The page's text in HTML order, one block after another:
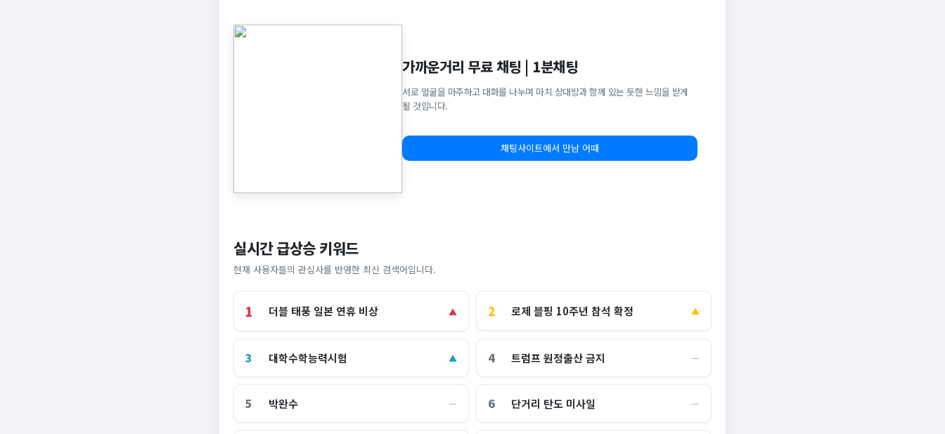
가까운거리 무료 채팅 | 1분채팅
서로 얼굴을 마주하고 대화를 나누며 마치 상대방과 함께 있는 듯한 느낌을 받게
될 것입니다.
채팅사이트에서 만남 어때
실시간 급상승 키워드
현재 사용자들의 관심사를 반영한 최신 검색어입니다.
1 더블 태풍 일본 연휴 비상 ▲ 2 로제 블핑 10주년 참석 확정 ▲
3 대학수학능력시험 ▲ 4 트럼프 원정출산 금지 ―
5 박완수 ― 6 단거리 탄도 미사일 ―